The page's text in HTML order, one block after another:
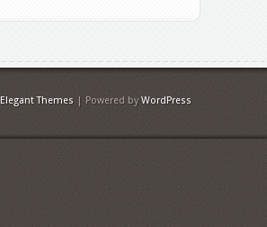
Elegant Themes | Powered byWordPress